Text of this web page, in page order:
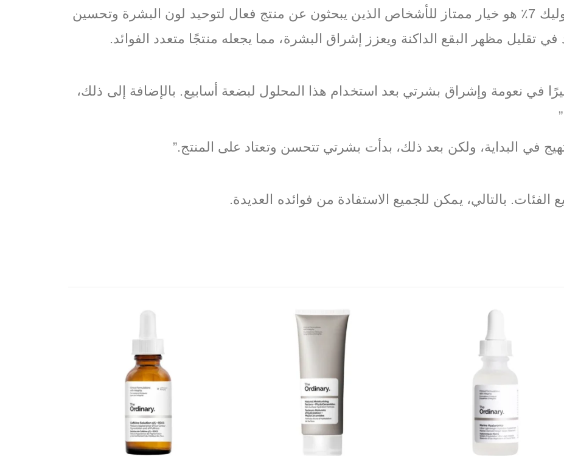
محلول ذا اورديناري بحمض الجليكوليك 7٪ هو خيار ممتاز للأشخاص الذين يبحثون عن منتج فعال لتوحيد لون البشرة وتحسين
تقليل مظهر البقع الداكنة ويعزز إشراق البشرة، مما يجعله منتجًا متعدد الفوائد.
في نعومة وإشراق بشرتي بعد استخدام هذا المحلول لبضعة أسابيع. بالإضافة إلى ذلك،
في البداية، ولكن بعد ذلك، بدأت بشرتي تتحسن وتعتاد على المنتج.”
بالتالي، يمكن للجميع الاستفادة من فوائده العديدة.